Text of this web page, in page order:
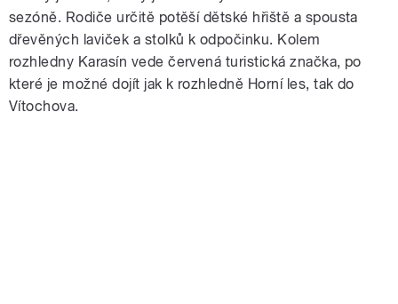
sezóně. Rodiče určitě potěší dětské hřiště a spousta
dřevěných laviček a stolků k odpočinku. Kolem
rozhledny Karasín vede červená turistická značka, po
které je možné dojít jak k rozhledně Horní les, tak do
Vítochova.